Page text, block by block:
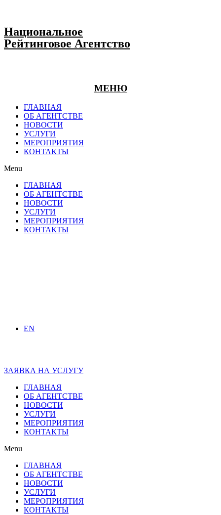
Национальное
Рейтинговое Агентство
МЕНЮ
ГЛАВНАЯ
ОБ АГЕНТСТВЕ
НОВОСТИ
УСЛУГИ
МЕРОПРИЯТИЯ
КОНТАКТЫ
Menu
ГЛАВНАЯ
ОБ АГЕНТСТВЕ
НОВОСТИ
УСЛУГИ
МЕРОПРИЯТИЯ
КОНТАКТЫ
EN
ЗАЯВКА НА УСЛУГУ
ГЛАВНАЯ
ОБ АГЕНТСТВЕ
НОВОСТИ
УСЛУГИ
МЕРОПРИЯТИЯ
КОНТАКТЫ
Menu
ГЛАВНАЯ
ОБ АГЕНТСТВЕ
НОВОСТИ
УСЛУГИ
МЕРОПРИЯТИЯ
КОНТАКТЫ